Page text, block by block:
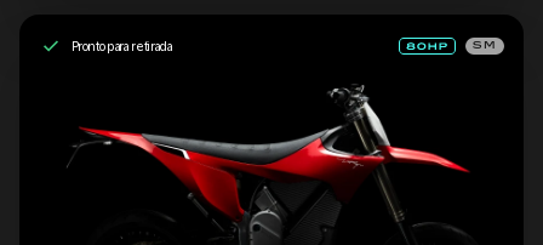
Pronto para retirada SM